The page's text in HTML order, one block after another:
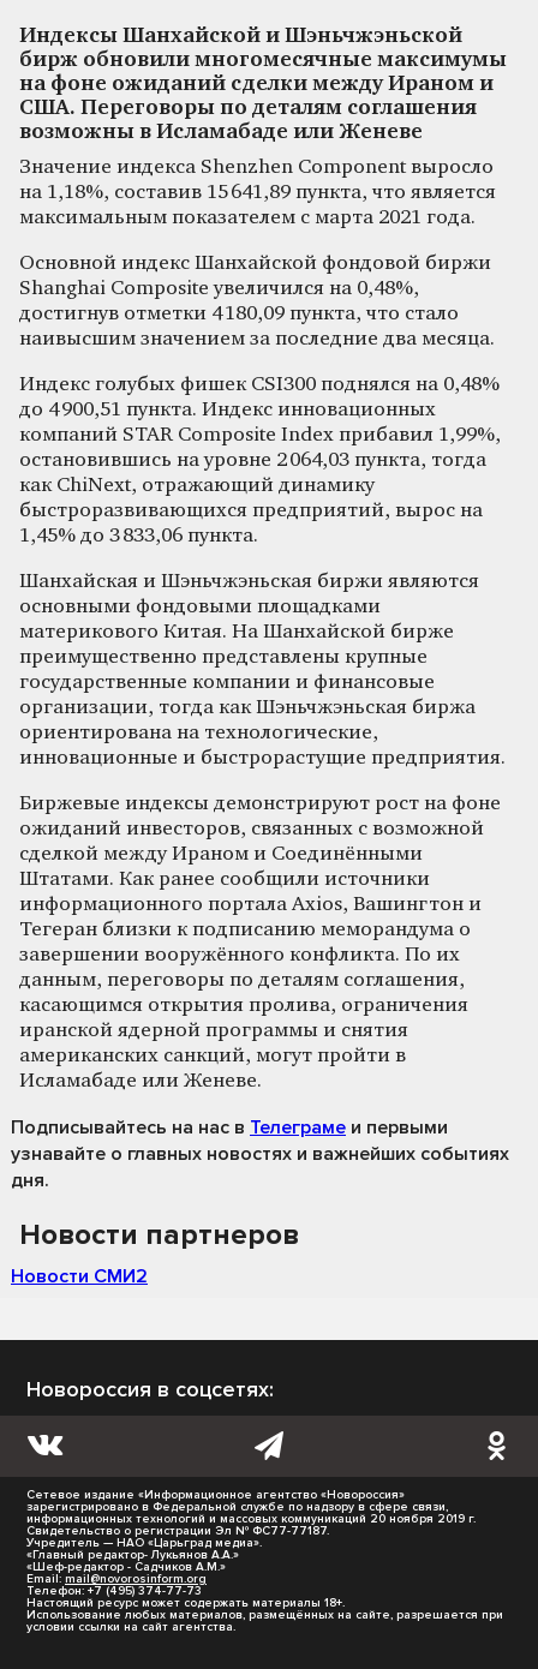
Индексы Шанхайской и Шэньчжэньской
бирж обновили многомесячные максимумы
на фоне ожиданий сделки между Ираном и
США. Переговоры по деталям соглашения
возможны в Исламабаде или Женеве
Значение индекса Shenzhen Component выросло
на 1,18%, составив 15 641,89 пункта, что является
максимальным показателем с марта 2021 года.
Основной индекс Шанхайской фондовой биржи
Shanghai Composite увеличился на 0,48%,
достигнув отметки 4 180,09 пункта, что стало
наивысшим значением за последние два месяца.
Индекс голубых фишек CSI300 поднялся на 0,48%
до 4 900,51 пункта. Индекс инновационных
компаний STAR Composite Index прибавил 1,99%,
остановившись на уровне 2 064,03 пункта, тогда
как ChiNext, отражающий динамику
быстроразвивающихся предприятий, вырос на
1,45% до 3 833,06 пункта.
Шанхайская и Шэньчжэньская биржи являются
основными фондовыми площадками
материкового Китая. На Шанхайской бирже
преимущественно представлены крупные
государственные компании и финансовые
организации, тогда как Шэньчжэньская биржа
ориентирована на технологические,
инновационные и быстрорастущие предприятия.
Биржевые индексы демонстрируют рост на фоне
ожиданий инвесторов, связанных с возможной
сделкой между Ираном и Соединёнными
Штатами. Как ранее сообщили источники
информационного портала Axios, Вашингтон и
Тегеран близки к подписанию меморандума о
завершении вооружённого конфликта. По их
данным, переговоры по деталям соглашения,
касающимся открытия пролива, ограничения
иранской ядерной программы и снятия
американских санкций, могут пройти в
Исламабаде или Женеве.
Подписывайтесь на нас в Телеграме и первыми
узнавайте о главных новостях и важнейших событиях
дня.
Новости партнеров
Новости СМИ2
Новороссия в соцсетях:
Сетевое издание «Информационное агентство «Новороссия»
зарегистрировано в Федеральной службе по надзору в сфере связи,
информационных технологий и массовых коммуникаций 20 ноября 2019 г.
Свидетельство о регистрации Эл № ФС77-77187.
Учредитель — НАО «Царьград медиа».
«Главный редактор- Лукьянов А.А.»
«Шеф-редактор - Садчиков А.М.»
Email: mail@novorosinform.org
Телефон: +7 (495) 374-77-73
Настоящий ресурс может содержать материалы 18+.
Использование любых материалов, размещённых на сайте, разрешается при
условии ссылки на сайт агентства.